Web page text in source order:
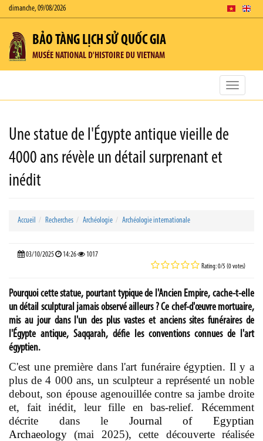
dimanche, 09/08/2026
BẢO TÀNG LỊCH SỬ QUỐC GIA
MUSÉE NATIONAL D'HISTOIRE DU VIETNAM
Toggle
Une statue de l'Égypte antique vieille de
4000 ans révèle un détail surprenant et
inédit
Accueil Recherches Archéologie Archéologie internationale
03/10/2025 14:26 1017
Rating: 0/5 (0 votes)
Pourquoi cette statue, pourtant typique de l'Ancien Empire, cache-t-elle
un détail sculptural jamais observé ailleurs ? Ce chef-d'œuvre mortuaire,
mis au jour dans l'un des plus vastes et anciens sites funéraires de
l'Égypte antique, Saqqarah, défie les conventions connues de l'art
égyptien.
C'est une première dans l'art funéraire égyptien. Il y a
plus de 4 000 ans, un sculpteur a représenté un noble
debout, son épouse agenouillée contre sa jambe droite
et, fait inédit, leur fille en bas-relief. Récemment
décrite dans le Journal of Egyptian
Archaeology (mai 2025), cette découverte réalisée